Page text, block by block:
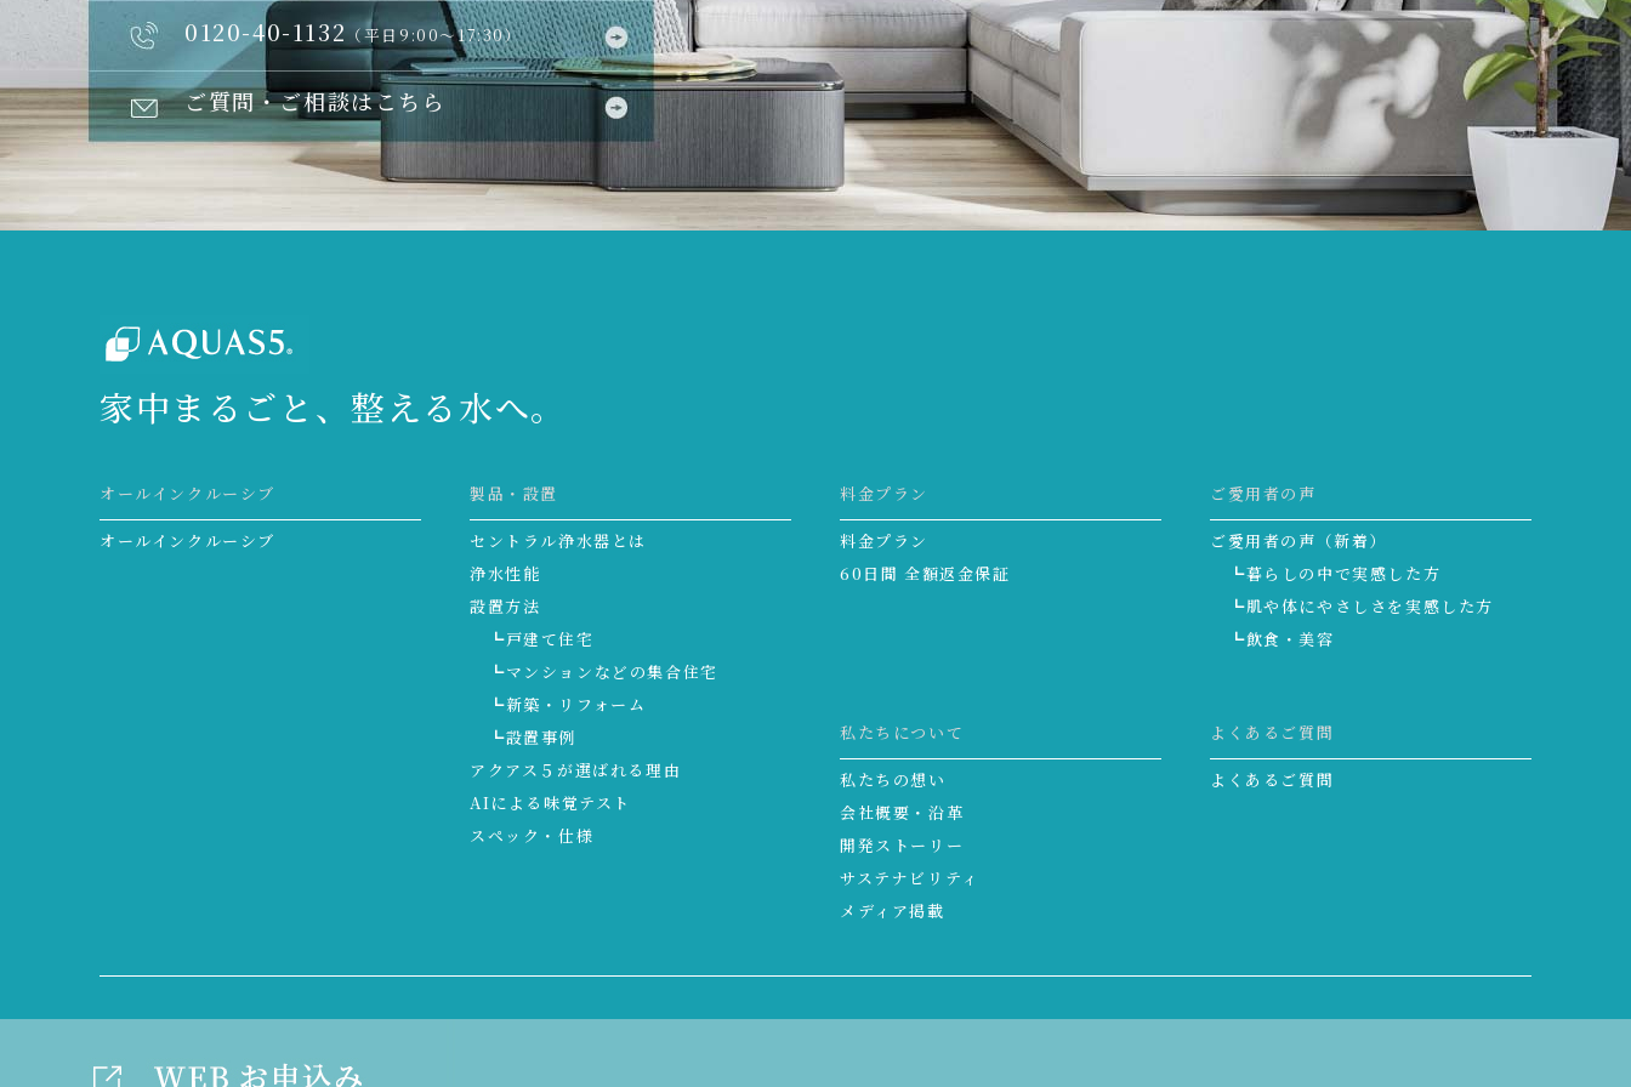
0120-40-1132 （平日9:00～17:30）
ご質問・ご相談はこちら
家中まるごと、整える水へ。
オールインクルーシブ
オールインクルーシブ
製品・設置
セントラル浄水器とは
浄水性能
設置方法
┗戸建て住宅
┗マンションなどの集合住宅
┗新築・リフォーム
┗設置事例
アクアス５が選ばれる理由
AIによる味覚テスト
スペック・仕様
料金プラン
料金プラン
60日間 全額返金保証
私たちについて
私たちの想い
会社概要・沿革
開発ストーリー
サステナビリティ
メディア掲載
ご愛用者の声
ご愛用者の声（新着）
┗暮らしの中で実感した方
┗肌や体にやさしさを実感した方
┗飲食・美容
よくあるご質問
よくあるご質問